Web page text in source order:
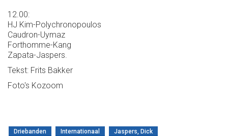
12.00:
HJ Kim-Polychronopoulos
Caudron-Uymaz
Forthomme-Kang
Zapata-Jaspers.
Tekst: Frits Bakker
Foto's Kozoom
Driebanden Internationaal Jaspers, Dick